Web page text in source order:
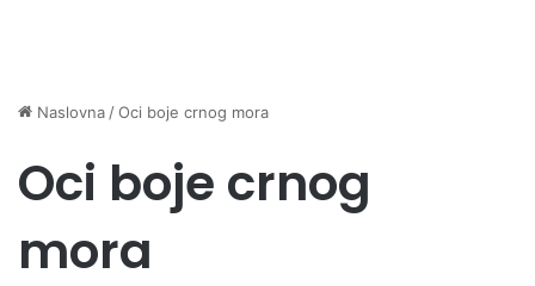
Naslovna /Oci boje crnog mora
Oci boje crnog
mora